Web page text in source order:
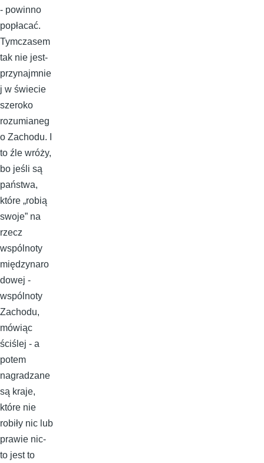
- powinno
popłacać.
Tymczasem
tak nie jest-
przynajmnie
j w świecie
szeroko
rozumianeg
o Zachodu. I
to źle wróży,
bo jeśli są
państwa,
które „robią
swoje” na
rzecz
wspólnoty
międzynaro
dowej -
wspólnoty
Zachodu,
mówiąc
ściślej - a
potem
nagradzane
są kraje,
które nie
robiły nic lub
prawie nic-
to jest to